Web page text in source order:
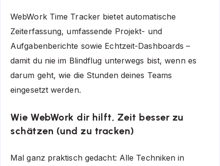
WebWork Time Tracker bietet automatische
Zeiterfassung, umfassende Projekt- und
Aufgabenberichte sowie Echtzeit-Dashboards –
damit du nie im Blindflug unterwegs bist, wenn es
darum geht, wie die Stunden deines Teams
eingesetzt werden.
Wie WebWork dir hilft, Zeit besser zu
schätzen (und zu tracken)
Mal ganz praktisch gedacht: Alle Techniken in